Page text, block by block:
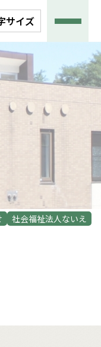
サイズ
社会福祉法人ないえ